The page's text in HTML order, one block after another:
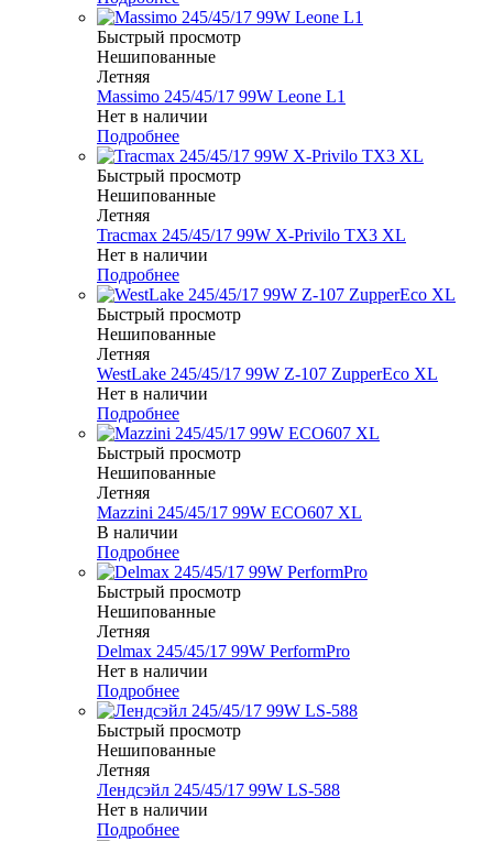
Быстрый просмотр
Нешипованные
Летняя
Massimo 245/45/17 99W Leone L1
Нет в наличии
Подробнее
Быстрый просмотр
Нешипованные
Летняя
Tracmax 245/45/17 99W X-Privilo TX3 XL
Нет в наличии
Подробнее
Быстрый просмотр
Нешипованные
Летняя
WestLake 245/45/17 99W Z-107 ZupperEco XL
Нет в наличии
Подробнее
Быстрый просмотр
Нешипованные
Летняя
Mazzini 245/45/17 99W ECO607 XL
В наличии
Подробнее
Быстрый просмотр
Нешипованные
Летняя
Delmax 245/45/17 99W PerformPro
Нет в наличии
Подробнее
Быстрый просмотр
Нешипованные
Летняя
Лендсэйл 245/45/17 99W LS-588
Нет в наличии
Подробнее